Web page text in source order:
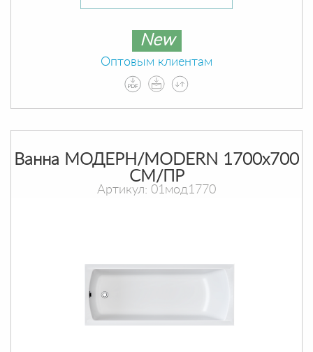
New
Оптовым клиентам
Ванна МОДЕРН/MODERN 1700х700
СМ/ПР
Артикул: 01мод1770